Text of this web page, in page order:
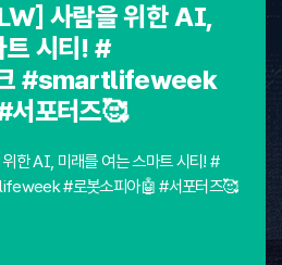
사람을 위한 AI,
트 시티! #
크 #smartlifeweek
서포터즈🥰
한 AI, 미래를 여는 스마트 시티! #
#로봇소피아🤖 #서포터즈🥰